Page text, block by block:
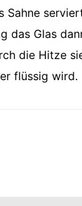
Sahne
das Glas
die Hitze
flüssig wird.